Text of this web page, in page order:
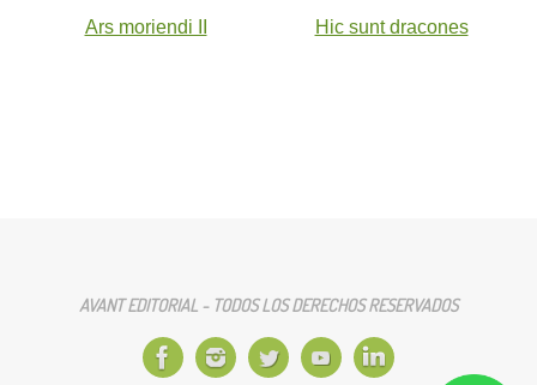
Ars moriendi II Hic sunt dracones
AVANT EDITORIAL - TODOS LOS DERECHOS RESERVADOS